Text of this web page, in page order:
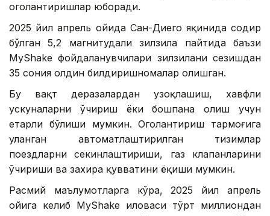
огоҳлантиришлар юборади.
2025 йил апрель ойида Сан-Диего яқинида содир
бўлган 5,2 магнитудали зилзила пайтида баъзи
MyShake фойдаланувчилари зилзилани сезишдан
35 сония олдин билдиришномалар олишган.
Бу вақт деразалардан узоқлашиш, хавфли
ускуналарни ўчириш ёки бошпана олиш учун
етарли бўлиши мумкин. Огоҳлантириш тармоғига
уланган автоматлаштирилган тизимлар
поездларни секинлаштириши, газ клапанларини
ўчириши ва захира қувватини ёқиши мумкин.
Расмий маълумотларга кўра, 2025 йил апрель
ойига келиб MyShake иловаси тўрт миллиондан